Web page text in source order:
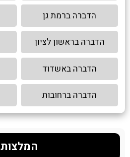
הדברה ברמת גן
הדברה בראשון לציון
הדברה באשדוד
הדברה ברחובות
המלצות